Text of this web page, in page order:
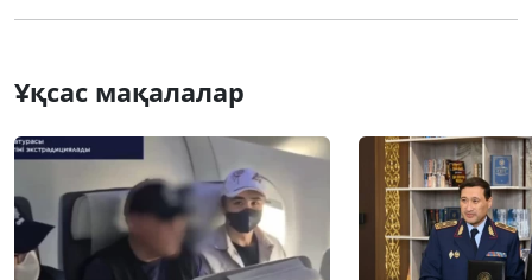
Ұқсас мақалалар